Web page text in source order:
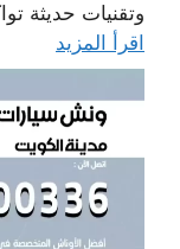
وتقنيات حديثة
اقرأ المزيد